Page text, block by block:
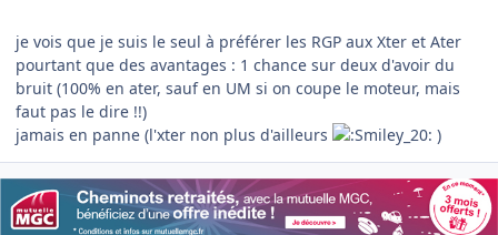
je vois que je suis le seul à préférer les RGP aux Xter et Ater
pourtant que des avantages : 1 chance sur deux d'avoir du
bruit (100% en ater, sauf en UM si on coupe le moteur, mais
faut pas le dire !!)
jamais en panne (l'xter non plus d'ailleurs
)